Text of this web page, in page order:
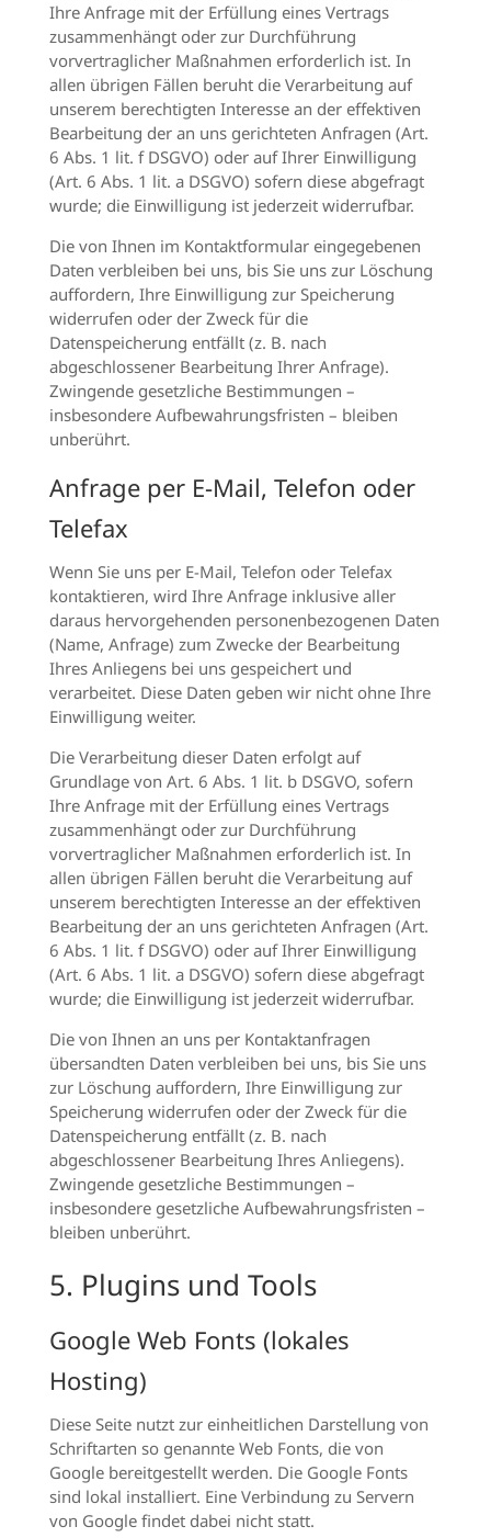
Ihre Anfrage mit der Erfüllung eines Vertrags
zusammenhängt oder zur Durchführung
vorvertraglicher Maßnahmen erforderlich ist. In
allen übrigen Fällen beruht die Verarbeitung auf
unserem berechtigten Interesse an der effektiven
Bearbeitung der an uns gerichteten Anfragen (Art.
6 Abs. 1 lit. f DSGVO) oder auf Ihrer Einwilligung
(Art. 6 Abs. 1 lit. a DSGVO) sofern diese abgefragt
wurde; die Einwilligung ist jederzeit widerrufbar.
Die von Ihnen im Kontaktformular eingegebenen
Daten verbleiben bei uns, bis Sie uns zur Löschung
auffordern, Ihre Einwilligung zur Speicherung
widerrufen oder der Zweck für die
Datenspeicherung entfällt (z. B. nach
abgeschlossener Bearbeitung Ihrer Anfrage).
Zwingende gesetzliche Bestimmungen –
insbesondere Aufbewahrungsfristen – bleiben
unberührt.
Anfrage per E-Mail, Telefon oder
Telefax
Wenn Sie uns per E-Mail, Telefon oder Telefax
kontaktieren, wird Ihre Anfrage inklusive aller
daraus hervorgehenden personenbezogenen Daten
(Name, Anfrage) zum Zwecke der Bearbeitung
Ihres Anliegens bei uns gespeichert und
verarbeitet. Diese Daten geben wir nicht ohne Ihre
Einwilligung weiter.
Die Verarbeitung dieser Daten erfolgt auf
Grundlage von Art. 6 Abs. 1 lit. b DSGVO, sofern
Ihre Anfrage mit der Erfüllung eines Vertrags
zusammenhängt oder zur Durchführung
vorvertraglicher Maßnahmen erforderlich ist. In
allen übrigen Fällen beruht die Verarbeitung auf
unserem berechtigten Interesse an der effektiven
Bearbeitung der an uns gerichteten Anfragen (Art.
6 Abs. 1 lit. f DSGVO) oder auf Ihrer Einwilligung
(Art. 6 Abs. 1 lit. a DSGVO) sofern diese abgefragt
wurde; die Einwilligung ist jederzeit widerrufbar.
Die von Ihnen an uns per Kontaktanfragen
übersandten Daten verbleiben bei uns, bis Sie uns
zur Löschung auffordern, Ihre Einwilligung zur
Speicherung widerrufen oder der Zweck für die
Datenspeicherung entfällt (z. B. nach
abgeschlossener Bearbeitung Ihres Anliegens).
Zwingende gesetzliche Bestimmungen –
insbesondere gesetzliche Aufbewahrungsfristen –
bleiben unberührt.
5. Plugins und Tools
Google Web Fonts (lokales
Hosting)
Diese Seite nutzt zur einheitlichen Darstellung von
Schriftarten so genannte Web Fonts, die von
Google bereitgestellt werden. Die Google Fonts
sind lokal installiert. Eine Verbindung zu Servern
von Google findet dabei nicht statt.